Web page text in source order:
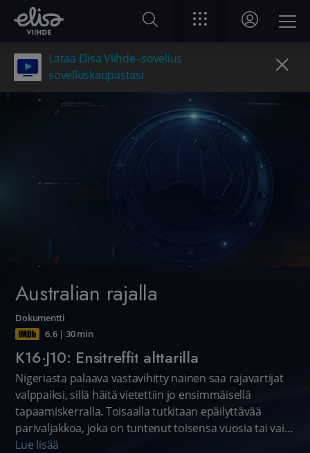
Lataa Elisa Viihde -sovellus
sovelluskaupastasi
Australian rajalla
Dokumentti
6.6| 30 min
K16·J10: Ensitreffit alttarilla
Nigeriasta palaava vastavihitty nainen saa rajavartijat
valppaiksi, sillä häitä vietettiin jo ensimmäisellä
tapaamiskerralla. Toisaalla tutkitaan epäilyttävää
parivaljakkoa, joka on tuntenut toisensa vuosia tai vain
hetken.
Lue lisää